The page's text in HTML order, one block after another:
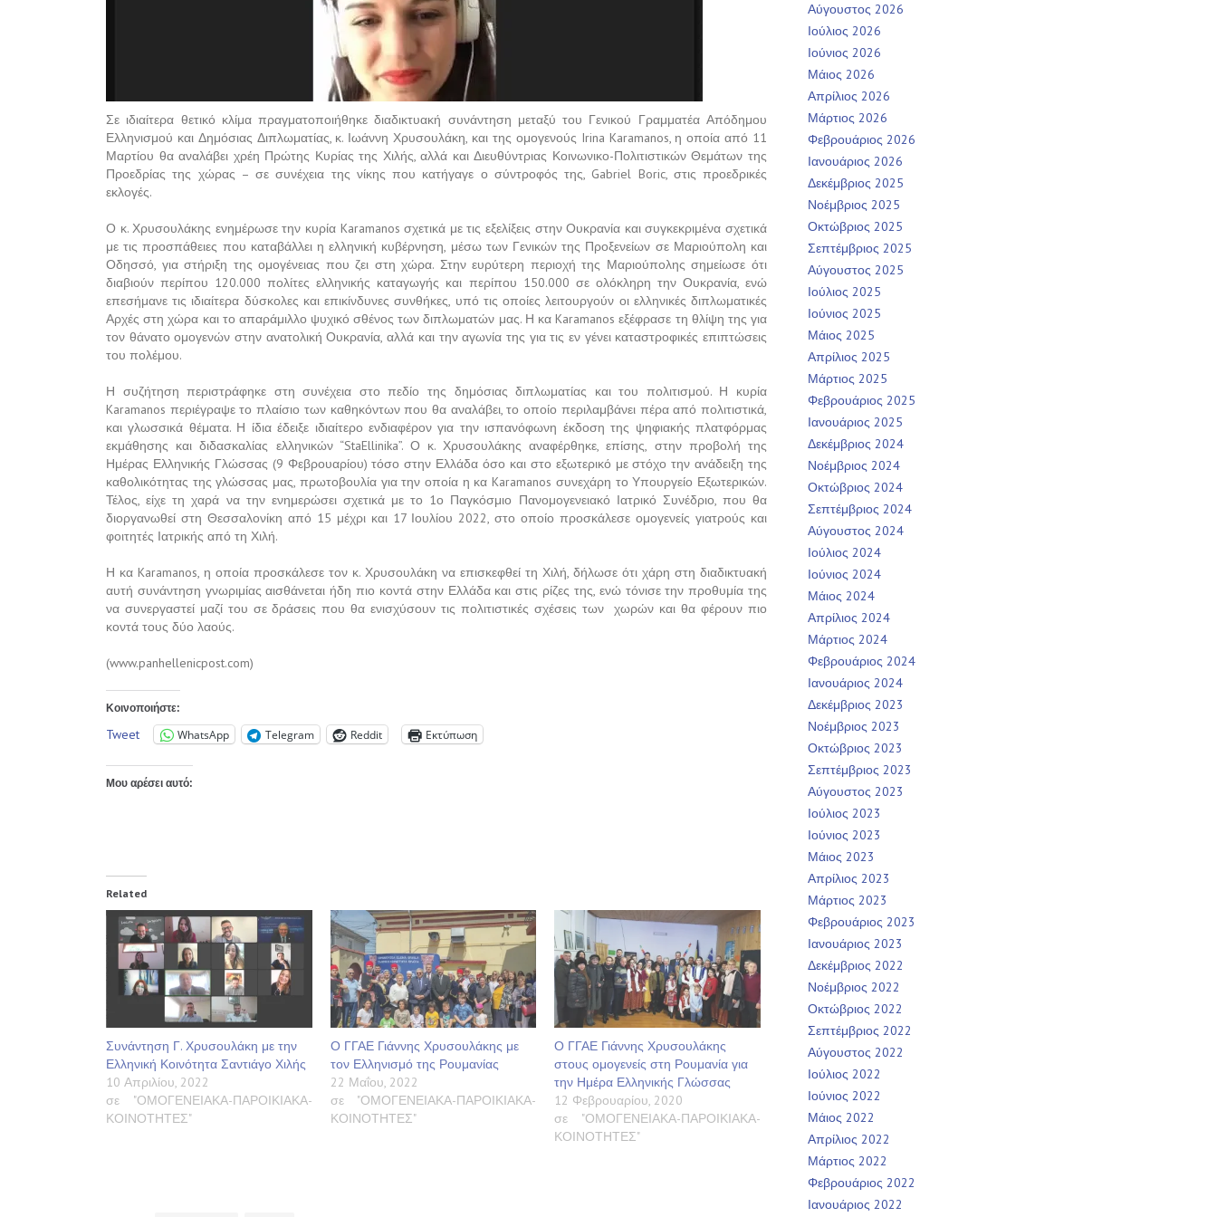
Σε ιδιαίτερα θετικό κλίμα πραγματοποιήθηκε διαδικτυακή συνάντηση μεταξύ του Γενικού Γραμματέα Απόδημου
Ελληνισμού και Δημόσιας Διπλωματίας, κ. Ιωάννη Χρυσουλάκη, και της ομογενούς Irina Karamanos, η οποία από 11
Μαρτίου θα αναλάβει χρέη Πρώτης Κυρίας της Χιλής, αλλά και Διευθύντριας Κοινωνικο-Πολιτιστικών Θεμάτων της
Προεδρίας της χώρας – σε συνέχεια της νίκης που κατήγαγε ο σύντροφός της, Gabriel Boric, στις προεδρικές
εκλογές.
Ο κ. Χρυσουλάκης ενημέρωσε την κυρία Karamanos σχετικά με τις εξελίξεις στην Ουκρανία και συγκεκριμένα σχετικά
με τις προσπάθειες που καταβάλλει η ελληνική κυβέρνηση, μέσω των Γενικών της Προξενείων σε Μαριούπολη και
Οδησσό, για στήριξη της ομογένειας που ζει στη χώρα. Στην ευρύτερη περιοχή της Μαριούπολης σημείωσε ότι
διαβιούν περίπου 120.000 πολίτες ελληνικής καταγωγής και περίπου 150.000 σε ολόκληρη την Ουκρανία, ενώ
επεσήμανε τις ιδιαίτερα δύσκολες και επικίνδυνες συνθήκες, υπό τις οποίες λειτουργούν οι ελληνικές διπλωματικές
Αρχές στη χώρα και το απαράμιλλο ψυχικό σθένος των διπλωματών μας. Η κα Karamanos εξέφρασε τη θλίψη της για
τον θάνατο ομογενών στην ανατολική Ουκρανία, αλλά και την αγωνία της για τις εν γένει καταστροφικές επιπτώσεις
του πολέμου.
Η συζήτηση περιστράφηκε στη συνέχεια στο πεδίο της δημόσιας διπλωματίας και του πολιτισμού. Η κυρία
Karamanos περιέγραψε το πλαίσιο των καθηκόντων που θα αναλάβει, το οποίο περιλαμβάνει πέρα από πολιτιστικά,
και γλωσσικά θέματα. Η ίδια έδειξε ιδιαίτερο ενδιαφέρον για την ισπανόφωνη έκδοση της ψηφιακής πλατφόρμας
εκμάθησης και διδασκαλίας ελληνικών “StaEllinika”. Ο κ. Χρυσουλάκης αναφέρθηκε, επίσης, στην προβολή της
Ημέρας Ελληνικής Γλώσσας (9 Φεβρουαρίου) τόσο στην Ελλάδα όσο και στο εξωτερικό με στόχο την ανάδειξη της
καθολικότητας της γλώσσας μας, πρωτοβουλία για την οποία η κα Karamanos συνεχάρη το Υπουργείο Εξωτερικών.
Τέλος, είχε τη χαρά να την ενημερώσει σχετικά με το 1ο Παγκόσμιο Πανομογενειακό Ιατρικό Συνέδριο, που θα
διοργανωθεί στη Θεσσαλονίκη από 15 μέχρι και 17 Ιουλίου 2022, στο οποίο προσκάλεσε ομογενείς γιατρούς και
φοιτητές Ιατρικής από τη Χιλή.
Η κα Karamanos, η οποία προσκάλεσε τον κ. Χρυσουλάκη να επισκεφθεί τη Χιλή, δήλωσε ότι χάρη στη διαδικτυακή
αυτή συνάντηση γνωριμίας αισθάνεται ήδη πιο κοντά στην Ελλάδα και στις ρίζες της, ενώ τόνισε την προθυμία της
να συνεργαστεί μαζί του σε δράσεις που θα ενισχύσουν τις πολιτιστικές σχέσεις των χωρών και θα φέρουν πιο
κοντά τους δύο λαούς.
(www.panhellenicpost.com)
Κοινοποιήστε:
Tweet WhatsApp Telegram Reddit Εκτύπωση
Μου αρέσει αυτό:
Related
Συνάντηση Γ. Χρυσουλάκη με την
Ελληνική Κοινότητα Σαντιάγο Χιλής
10 Απριλίου, 2022
σε "ΟΜΟΓΕΝΕΙΑΚΑ-ΠΑΡΟΙΚΙΑΚΑ-
ΚΟΙΝΟΤΗΤΕΣ"
Ο ΓΓΑΕ Γιάννης Χρυσουλάκης με
τον Ελληνισμό της Ρουμανίας
22 Μαΐου, 2022
σε "ΟΜΟΓΕΝΕΙΑΚΑ-ΠΑΡΟΙΚΙΑΚΑ-
ΚΟΙΝΟΤΗΤΕΣ"
Ο ΓΓΑΕ Γιάννης Χρυσουλάκης
στους ομογενείς στη Ρουμανία για
την Ημέρα Ελληνικής Γλώσσας
12 Φεβρουαρίου, 2020
σε "ΟΜΟΓΕΝΕΙΑΚΑ-ΠΑΡΟΙΚΙΑΚΑ-
ΚΟΙΝΟΤΗΤΕΣ"
Αύγουστος 2026
Ιούλιος 2026
Ιούνιος 2026
Μάιος 2026
Απρίλιος 2026
Μάρτιος 2026
Φεβρουάριος 2026
Ιανουάριος 2026
Δεκέμβριος 2025
Νοέμβριος 2025
Οκτώβριος 2025
Σεπτέμβριος 2025
Αύγουστος 2025
Ιούλιος 2025
Ιούνιος 2025
Μάιος 2025
Απρίλιος 2025
Μάρτιος 2025
Φεβρουάριος 2025
Ιανουάριος 2025
Δεκέμβριος 2024
Νοέμβριος 2024
Οκτώβριος 2024
Σεπτέμβριος 2024
Αύγουστος 2024
Ιούλιος 2024
Ιούνιος 2024
Μάιος 2024
Απρίλιος 2024
Μάρτιος 2024
Φεβρουάριος 2024
Ιανουάριος 2024
Δεκέμβριος 2023
Νοέμβριος 2023
Οκτώβριος 2023
Σεπτέμβριος 2023
Αύγουστος 2023
Ιούλιος 2023
Ιούνιος 2023
Μάιος 2023
Απρίλιος 2023
Μάρτιος 2023
Φεβρουάριος 2023
Ιανουάριος 2023
Δεκέμβριος 2022
Νοέμβριος 2022
Οκτώβριος 2022
Σεπτέμβριος 2022
Αύγουστος 2022
Ιούλιος 2022
Ιούνιος 2022
Μάιος 2022
Απρίλιος 2022
Μάρτιος 2022
Φεβρουάριος 2022
Ιανουάριος 2022